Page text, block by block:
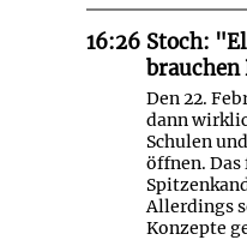
16:26 Stoch:
Den 22.
dann
Schulen
öffnen. Das
Allerdings
Konzepte